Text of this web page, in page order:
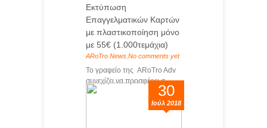
Εκτύπωση
Επαγγελματικών Καρτών
με πλαστικοποίηση μόνο
με 55€ (1.000τεμάχια)
ARoTro News No comments yet
Το γραφείο της ARoTro Adv
συνεχίζει να προσφέρει σ...
30
Ιούλ 2018